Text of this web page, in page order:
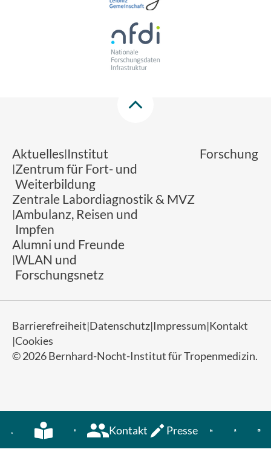
Kontakt Presse
Aktuelles Institut
Forschung
Zentrum für Fort- und
Weiterbildung
Zentrale Labordiagnostik & MVZ
Ambulanz, Reisen und
Impfen
Alumni und Freunde
WLAN und
Forschungsnetz
© 2026 Bernhard-Nocht-Institut für Tropenmedizin.
Barrierefreiheit Datenschutz Impressum Kontakt
Cookies